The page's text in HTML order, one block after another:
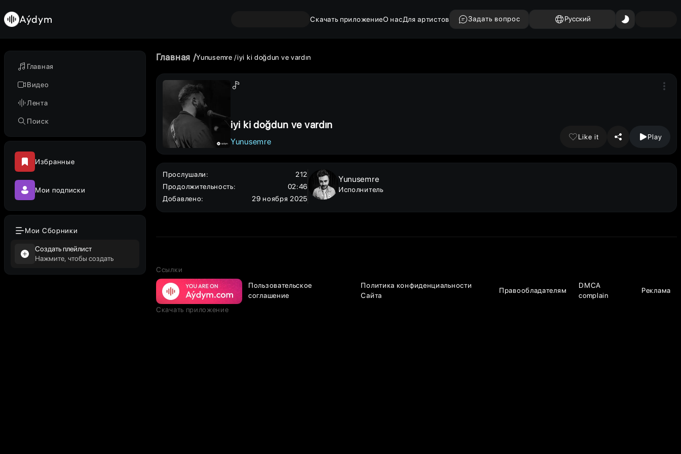
Главная
Видео
Лента
Поиск
Избранные
Мои подписки
Мои Сборники
Создать плейлист
Нажмите, чтобы создать
Aýdym Скачать приложениеО насДля артистов Задать вопрос Русский
Главная Yunusemre iyi ki doğdun ve vardın
iyi ki doğdun ve vardın
Yunusemre
Like it Play
Прослушали:
212
Продолжительность:
02:46
Добавлено: 29 ноября 2025
Yunusemre
Исполнитель
Ссылки
Пользовательское
соглашение
Политика конфиденциальности
Сайта
Правообладателям
DMCA
complain
Реклама
Скачать приложение